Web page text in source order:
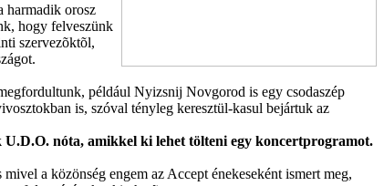
harmadik orosz
hogy felveszünk
szervezõktõl,
például Nyizsnij Novgorod is egy csodaszép
is, szóval tényleg keresztül-kasul bejártuk az
U.D.O. nóta, amikkel ki lehet tölteni egy koncertprogramot.
a közönség engem az Accept énekeseként ismert meg,